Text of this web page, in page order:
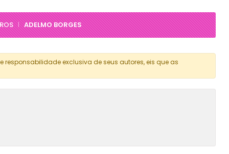
|ADELMO BORGES
exclusiva de seus autores, eis que as